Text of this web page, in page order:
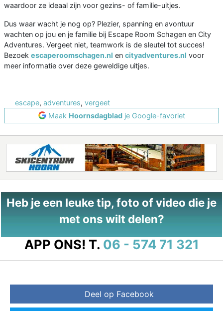
waardoor ze ideaal zijn voor gezins- of familie-uitjes.
Dus waar wacht je nog op? Plezier, spanning en avontuur
wachten op jou en je familie bij Escape Room Schagen en City
Adventures. Vergeet niet, teamwork is de sleutel tot succes!
Bezoek escaperoomschagen.nl en cityadventures.nl voor
meer informatie over deze geweldige uitjes.
escape, adventures, vergeet
Maak Hoornsdagbladje Google-favoriet
Heb je een leuke tip, foto of video die je
met ons wilt delen?
APP ONS! T. 06 - 574 71 321
Deel op Facebook